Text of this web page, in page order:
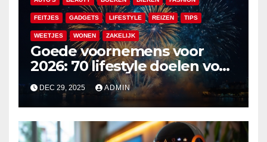
FEITJES GADGETS LIFESTYLE REIZEN TIPS
WEETJES WONEN ZAKELIJK
Goede voornemens voor
2026: 70 lifestyle doelen voor
een veelzijdig en leuk jaar
DEC 29, 2025 ADMIN